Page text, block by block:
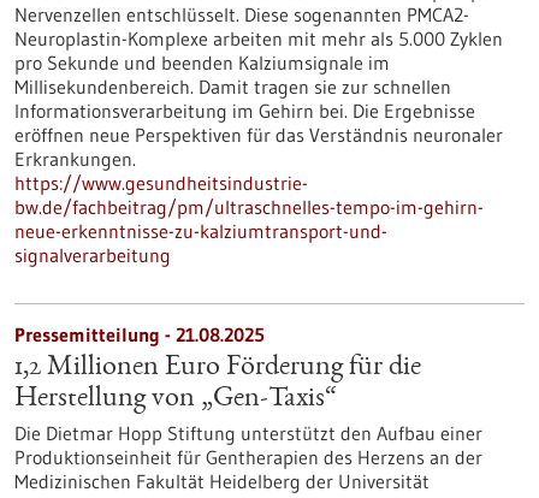
Nervenzellen entschlüsselt. Diese sogenannten PMCA2-
Neuroplastin-Komplexe arbeiten mit mehr als 5.000 Zyklen
pro Sekunde und beenden Kalziumsignale im
Millisekundenbereich. Damit tragen sie zur schnellen
Informationsverarbeitung im Gehirn bei. Die Ergebnisse
eröffnen neue Perspektiven für das Verständnis neuronaler
Erkrankungen.
https://www.gesundheitsindustrie-
bw.de/fachbeitrag/pm/ultraschnelles-tempo-im-gehirn-
neue-erkenntnisse-zu-kalziumtransport-und-
signalverarbeitung
Pressemitteilung - 21.08.2025
1,2 Millionen Euro Förderung für die
Herstellung von „Gen-Taxis“
Die Dietmar Hopp Stiftung unterstützt den Aufbau einer
Produktionseinheit für Gentherapien des Herzens an der
Medizinischen Fakultät Heidelberg der Universität